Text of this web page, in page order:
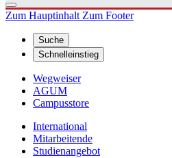
Zum HauptinhaltZum Footer
Suche
Schnelleinstieg
Wegweiser
AGUM
Campusstore
International
Mitarbeitende
Studienangebot